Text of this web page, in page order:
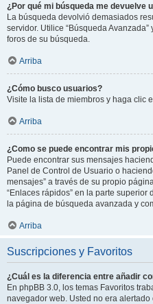
¿Por qué mi búsqueda me devuelve
La búsqueda devolvió demasiados
servidor. Utilice “Búsqueda
foros de su búsqueda.
Arriba
¿Cómo busco usuarios?
Visite la lista de miembros y haga clic
Arriba
¿Como se puede encontrar mis
Puede encontrar sus mensajes
Panel de Control de Usuario o
mensajes” a través de su propio
“Enlaces rápidos” en la parte superior
la página de búsqueda avanzada y
Arriba
Suscripciones y Favoritos
¿Cuál es la diferencia entre añadir
En phpBB 3.0, los temas Favoritos
navegador web. Usted no era